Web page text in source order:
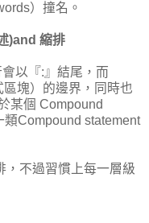
）撞名。
)and 縮排
以『:』結尾，而
塊）的邊界，同時也
某個 Compound
Compound statement
不過習慣上每一層級